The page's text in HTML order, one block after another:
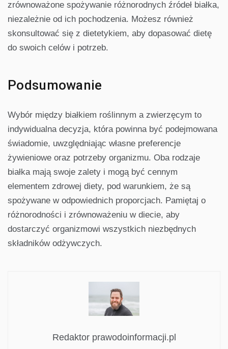
zrównoważone spożywanie różnorodnych źródeł białka,
niezależnie od ich pochodzenia. Możesz również
skonsultować się z dietetykiem, aby dopasować dietę
do swoich celów i potrzeb.
Podsumowanie
Wybór między białkiem roślinnym a zwierzęcym to
indywidualna decyzja, która powinna być podejmowana
świadomie, uwzględniając własne preferencje
żywieniowe oraz potrzeby organizmu. Oba rodzaje
białka mają swoje zalety i mogą być cennym
elementem zdrowej diety, pod warunkiem, że są
spożywane w odpowiednich proporcjach. Pamiętaj o
różnorodności i zrównoważeniu w diecie, aby
dostarczyć organizmowi wszystkich niezbędnych
składników odżywczych.
Redaktor prawodoinformacji.pl